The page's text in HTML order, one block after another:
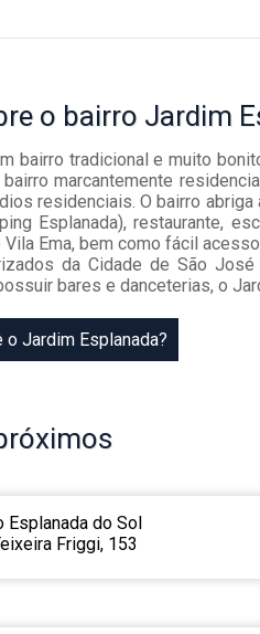
o bairro Jardim
bairro tradicional e muito
marcantemente
residenciais. O bairro
Esplanada), restaurante,
Ema, bem como fácil
da Cidade de São
bares e danceterias, o
Jardim Esplanada?
Esplanada do Sol
Friggi, 153